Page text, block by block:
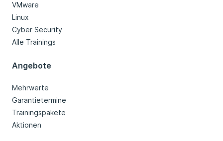
VMware
Linux
Cyber Security
Alle Trainings
Angebote
Mehrwerte
Garantietermine
Trainingspakete
Aktionen